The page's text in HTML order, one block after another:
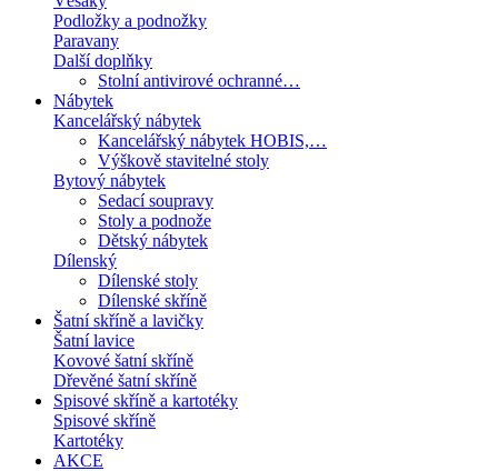
Podložky a podnožky
Paravany
Další doplňky
Stolní antivirové ochranné…
Nábytek
Kancelářský nábytek
Kancelářský nábytek HOBIS,…
Výškově stavitelné stoly
Bytový nábytek
Sedací soupravy
Stoly a podnože
Dětský nábytek
Dílenský
Dílenské stoly
Dílenské skříně
Šatní skříně a lavičky
Šatní lavice
Kovové šatní skříně
Dřevěné šatní skříně
Spisové skříně a kartotéky
Spisové skříně
Kartotéky
AKCE